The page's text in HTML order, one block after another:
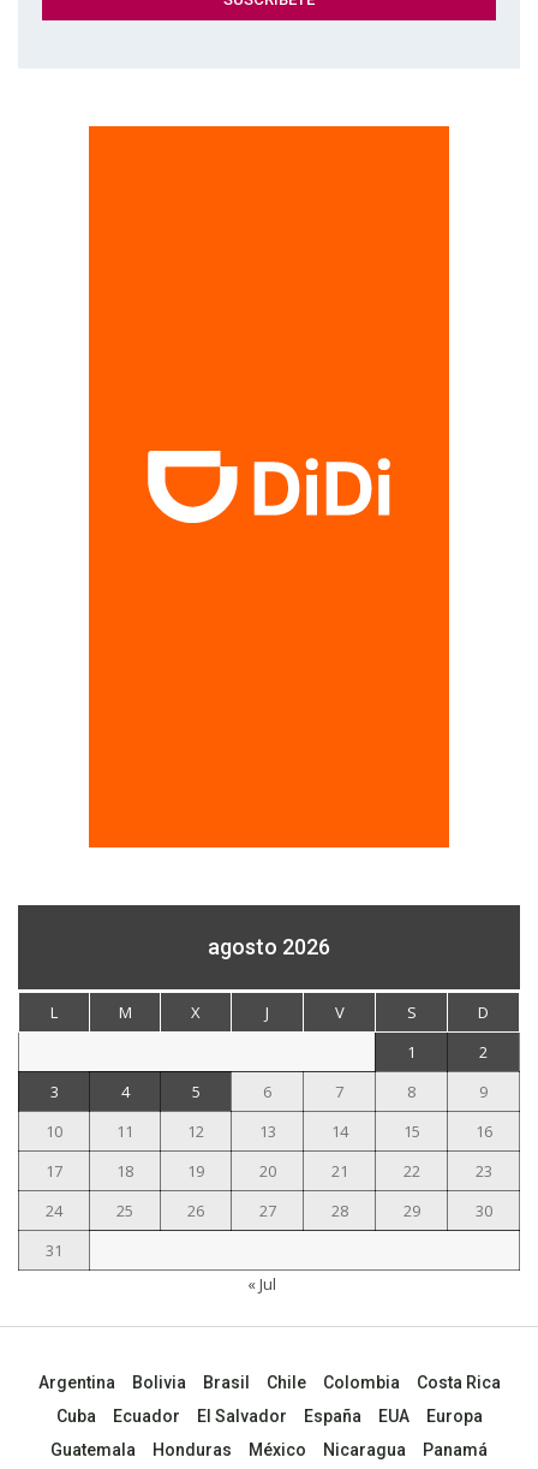
agosto 2026
L M X J V S
D
1
2
3
4 5 6 7 8
9
10
11 12 13 14 15
16
17
18 19 20 21 22
23
24
25 26 27 28 29
30
31
« Jul
Argentina Bolivia Brasil Chile Colombia
Costa Rica
Cuba
Ecuador El Salvador España EUA
Europa
Guatemala
Honduras México Nicaragua Panamá